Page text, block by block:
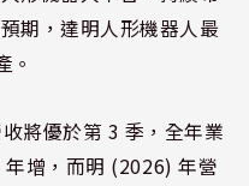
期，達明人形機器人最
。
將優於第 3 季，全年業
增，而明 (2026) 年營